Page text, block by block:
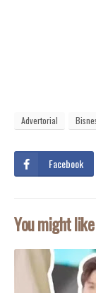
Advertorial
Facebook
You might like